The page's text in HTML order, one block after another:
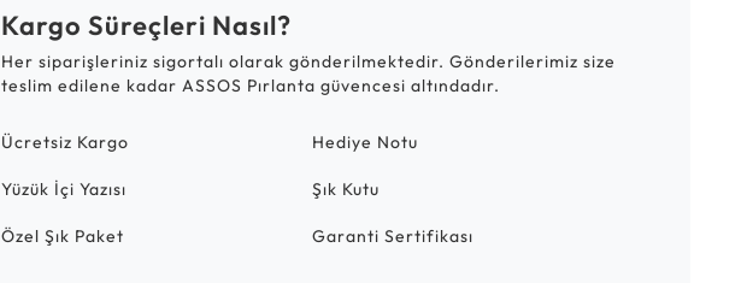
Kargo Süreçleri Nasıl?
Her siparişleriniz sigortalı olarak gönderilmektedir. Gönderilerimiz size
teslim edilene kadar ASSOS Pırlanta güvencesi altındadır.
Ücretsiz Kargo Hediye Notu
Yüzük İçi Yazısı Şık Kutu
Özel Şık Paket Garanti Sertifikası